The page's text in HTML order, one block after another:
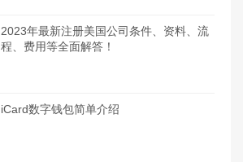
2023年最新注册美国公司条件、资料、流
程、费用等全面解答！
iCard数字钱包简单介绍